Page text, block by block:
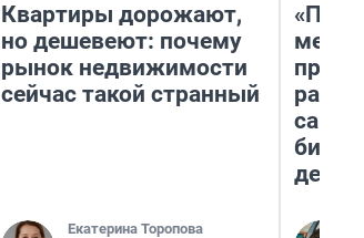
Квартиры дорожают,
но дешевеют: почему
рынок недвижимости
сейчас такой странный
Екатерина Торопова